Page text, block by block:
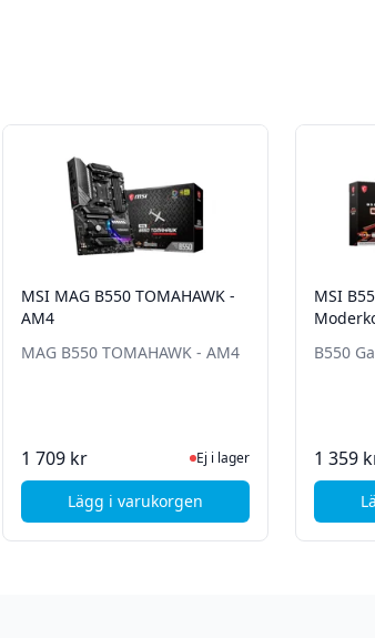
ARGB
MSI MAG B550 TOMAHAWK -
AM4
MAG B550 TOMAHAWK - AM4
1 709 kr Ej i lager, besök
Ej i lager
Lägg i varukorgen, MSI MAG B550 TOMAHAWK -
MSI
B550
1 359